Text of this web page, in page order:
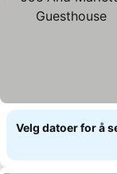
Velg datoer for å